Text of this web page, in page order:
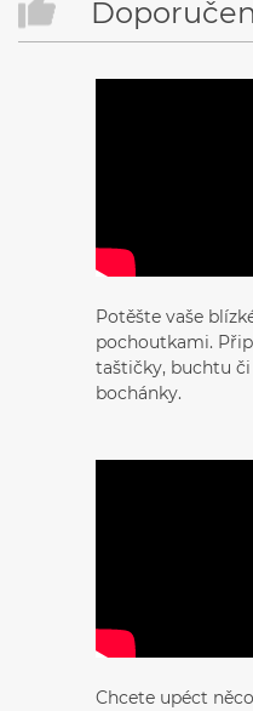
Potěšte vaše
pochoutkami.
taštičky, buchtu
bochánky.
Chcete upéct